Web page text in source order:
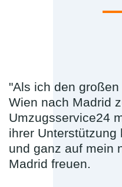
"Als ich den
Wien nach Madrid
Umzugsservice24
ihrer
und ganz auf mein
Madrid freuen.